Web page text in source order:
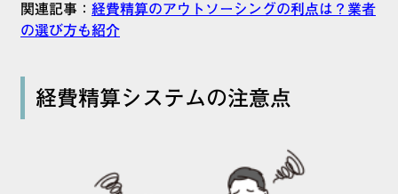
関連記事： 経費精算のアウトソーシングの利点は？業者
の選び方も紹介
経費精算システムの注意点